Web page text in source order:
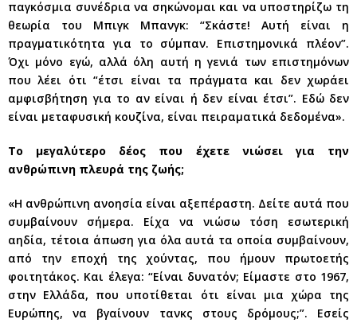
παγκόσμια συνέδρια να σηκώνομαι και να υποστηρίζω τη
θεωρία του Μπιγκ Μπανγκ: “Σκάστε! Αυτή είναι η
πραγματικότητα για το σύμπαν. Επιστημονικά πλέον”.
Όχι μόνο εγώ, αλλά όλη αυτή η γενιά των επιστημόνων
που λέει ότι “έτσι είναι τα πράγματα και δεν χωράει
αμφισβήτηση για το αν είναι ή δεν είναι έτσι”. Εδώ δεν
είναι μεταφυσική κουζίνα, είναι πειραματικά δεδομένα».
Το μεγαλύτερο δέος που έχετε νιώσει για την
ανθρώπινη πλευρά της ζωής;
«Η ανθρώπινη ανοησία είναι αξεπέραστη. Δείτε αυτά που
συμβαίνουν σήμερα. Είχα να νιώσω τόση εσωτερική
αηδία, τέτοια άπωση για όλα αυτά τα οποία συμβαίνουν,
από την εποχή της χούντας, που ήμουν πρωτοετής
φοιτητάκος. Και έλεγα: “Είναι δυνατόν; Είμαστε στο 1967,
στην Ελλάδα, που υποτίθεται ότι είναι μια χώρα της
Ευρώπης, να βγαίνουν τανκς στους δρόμους;”. Εσείς